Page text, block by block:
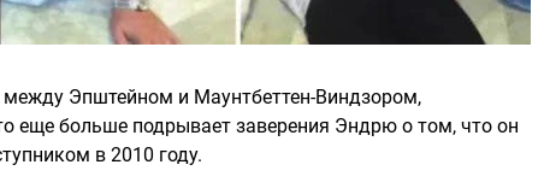
Эпштейном и Маунтбеттен-Виндзором,
еще больше подрывает заверения Эндрю о том, что он
в 2010 году.